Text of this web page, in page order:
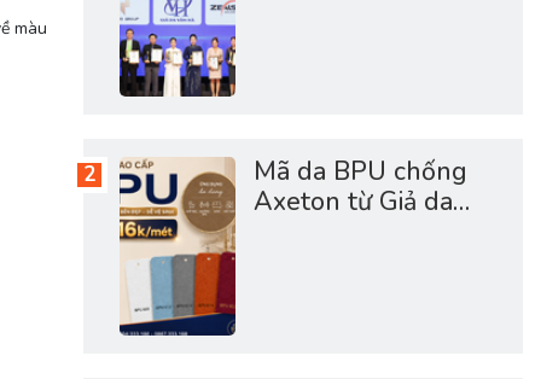
màu
Mã da BPU chống
Axeton từ Giả da